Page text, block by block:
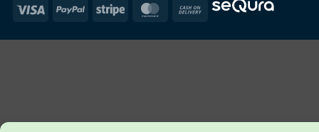
Visa PayPal Stripe MasterCard
Cash